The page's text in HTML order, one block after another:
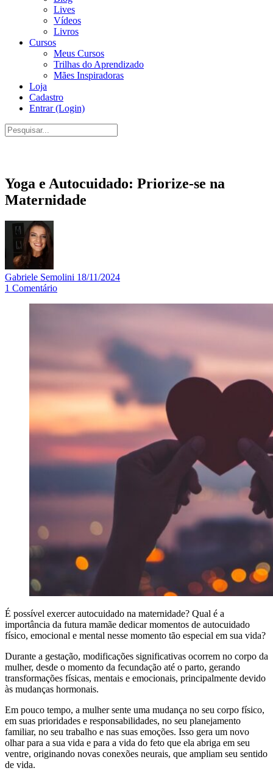
Lives
Vídeos
Livros
Cursos
Meus Cursos
Trilhas do Aprendizado
Mães Inspiradoras
Loja
Cadastro
Entrar (Login)
Pesquisar
por:
search
Yoga e Autocuidado: Priorize-se na
Maternidade
Gabriele Semolini 18/11/2024
1 Comentário
É possível exercer autocuidado na maternidade? Qual é a
importância da futura mamãe dedicar momentos de autocuidado
físico, emocional e mental nesse momento tão especial em sua vida?
Durante a gestação, modificações significativas ocorrem no corpo da
mulher, desde o momento da fecundação até o parto, gerando
transformações físicas, mentais e emocionais, principalmente devido
às mudanças hormonais.
Em pouco tempo, a mulher sente uma mudança no seu corpo físico,
em suas prioridades e responsabilidades, no seu planejamento
familiar, no seu trabalho e nas suas emoções. Isso gera um novo
olhar para a sua vida e para a vida do feto que ela abriga em seu
ventre, originando novas conexões neurais, que ampliam seu sentido
de vida.